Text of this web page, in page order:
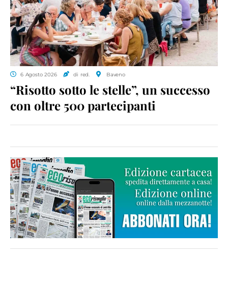
6 Agosto 2026 di red. Baveno
“Risotto sotto le stelle”, un successo
con oltre 500 partecipanti